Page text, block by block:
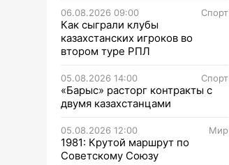
06.08.2026 09:00 Спорт
Как сыграли клубы
казахстанских игроков во
втором туре РПЛ
05.08.2026 14:00 Спорт
«Барыс» расторг контракты с
двумя казахстанцами
05.08.2026 12:00 Мир
1981: Крутой маршрут по
Советскому Союзу